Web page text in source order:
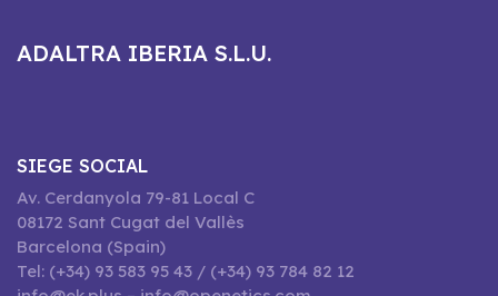
ADALTRA IBERIA S.L.U.
SIEGE SOCIAL
Av. Cerdanyola 79-81 Local C
08172 Sant Cugat del Vallès
Barcelona (Spain)
Tel: (+34) 93 583 95 43 / (+34) 93 784 82 12